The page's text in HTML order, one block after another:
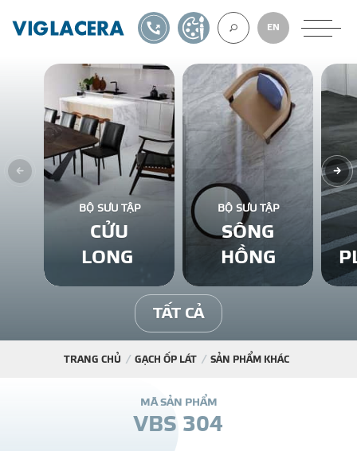
VỀ CHÚNG
GẠCH ỐP LÁT
BÊ TÔNG KHÍ
NGÓI LỢP
EN
1900561582TỰ THIẾT KẾ
BỘ SƯU TẬP
CỬU
LONG
BỘ SƯU TẬP
SÔNG
HỒNG
TẤT CẢ
TRANG CHỦ GẠCH ỐP LÁT SẢN PHẨM KHÁC
MÃ SẢN PHẨM
VBS 304